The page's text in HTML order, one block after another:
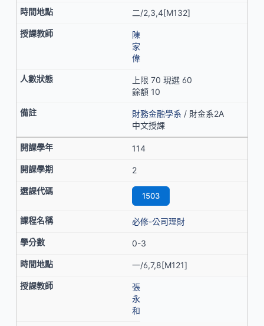
二/2,3,4[M132]
陳
家
偉
上限 70 現選 60
餘額 10
財務金融學系 / 財金系2A
中文授課
114
2
1503
必修-公司理財
0-3
一/6,7,8[M121]
張
永
和